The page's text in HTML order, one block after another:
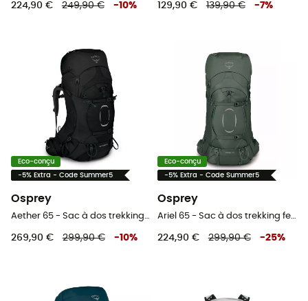
224,90 € 249,90 € -10% 129,90 € 139,90 € -7%
Eco-conçu
-5% Extra - Code Summer5
Osprey
269,90 € 299,90 € -10%
Eco-conçu
-5% Extra - Code Summer5
Osprey
224,90 € 299,90 € -25%